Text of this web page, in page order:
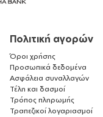
Πολιτική αγορών
Όροι χρήσης
Προσωπικά δεδομένα
Ασφάλεια συναλλαγών
Τέλη και δασμοί
Τρόπος πληρωμής
Τραπεζικοί λογαριασμοί